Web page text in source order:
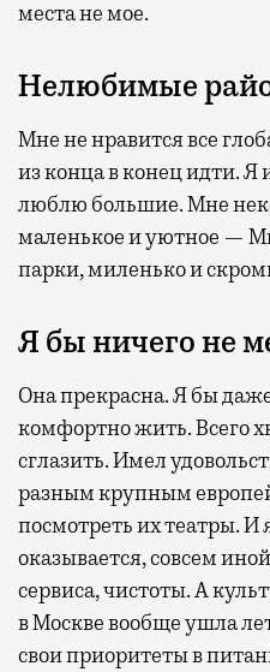
места не мое.
Нелюбимые
Мне не нравится все
из конца в конец идти. Я
люблю большие. Мне
маленькое и уютное —
парки, миленько и
Я бы ничего не
Она прекрасна. Я бы
комфортно жить. Всего
сглазить. Имел
разным крупным
посмотреть их театры. И
оказывается, совсем
сервиса, чистоты. А
в Москве вообще ушла
свои приоритеты в